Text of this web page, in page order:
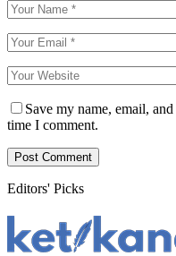
Save my name, email,
time I comment.
Editors' Picks